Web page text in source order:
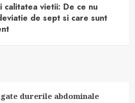
calitatea vietii: De ce nu
de sept si care sunt
durerile abdominale